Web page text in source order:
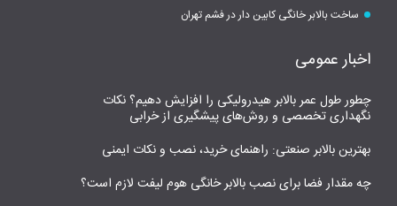
ساخت بالابر خانگی کابین دار در فشم تهران
اخبار عمومی
چطور طول عمر بالابر هیدرولیکی را افزایش دهیم؟ نکات
نگهداری تخصصی و روش‌های پیشگیری از خرابی
بهترین بالابر صنعتی: راهنمای خرید، نصب و نکات ایمنی
چه مقدار فضا برای نصب بالابر خانگی هوم لیفت لازم است؟